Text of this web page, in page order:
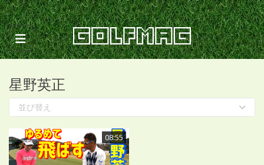
Toggle navigation
星野英正
並び替え
08:55